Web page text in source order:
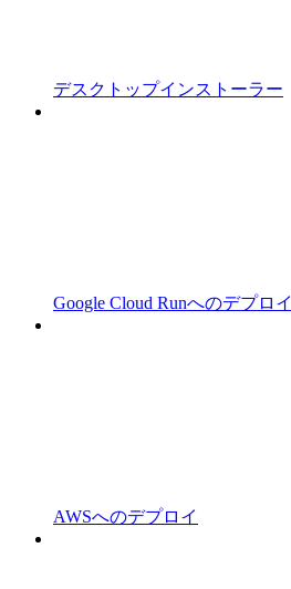
デスクトップインストーラー
Google Cloud Runへのデプロイ
AWSへのデプロイ